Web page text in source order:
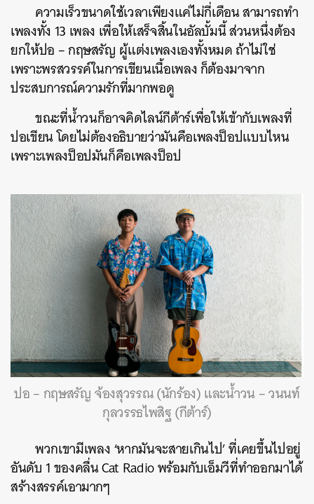
ความเร็วขนาดใช้เวลาเพียงแค่ไม่กี่เดือน สามารถทำ
เพลงทั้ง 13 เพลง เพื่อให้เสร็จสิ้นในอัลบั้มนี้ ส่วนหนึ่งต้อง
ยกให้ปอ – กฤษสรัญ ผู้แต่งเพลงเองทั้งหมด ถ้าไม่ใช่
เพราะพรสวรรค์ในการเขียนเนื้อเพลง ก็ต้องมาจาก
ประสบการณ์ความรักที่มากพอดู
ขณะที่น้ำวนก็อาจคิดไลน์กีต้าร์เพื่อให้เข้ากับเพลงที่
ปอเขียน โดยไม่ต้องอธิบายว่ามันคือเพลงป็อปแบบไหน
เพราะเพลงป็อปมันก็คือเพลงป็อป
ปอ – กฤษสรัญ จ้องสุวรรณ (นักร้อง) และน้ำวน – วนนท์
กุลวรรธไพสิฐ (กีต้าร์)
พวกเขามีเพลง ‘หากมันจะสายเกินไป’ ที่เคยขึ้นไปอยู่
อันดับ 1 ของคลื่น Cat Radio พร้อมกับเอ็มวีที่ทำออกมาได้
สร้างสรรค์เอามากๆ